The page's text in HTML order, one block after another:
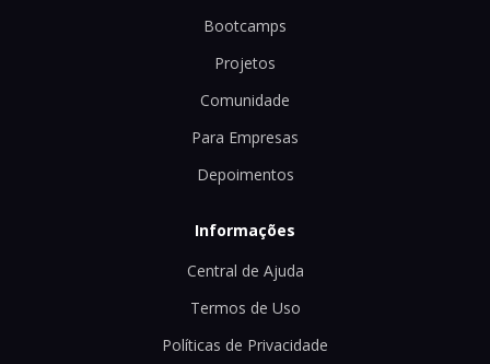
Bootcamps
Projetos
Comunidade
Para Empresas
Depoimentos
Informações
Central de Ajuda
Termos de Uso
Políticas de Privacidade